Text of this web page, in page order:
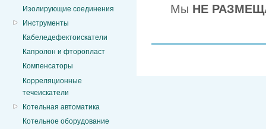
Изолирующие соединения
Инструменты
Кабеледефектоискатели
Капролон и фторопласт
Компенсаторы
Корреляционные
течеискатели
Котельная автоматика
Котельное оборудование
Мы НЕ